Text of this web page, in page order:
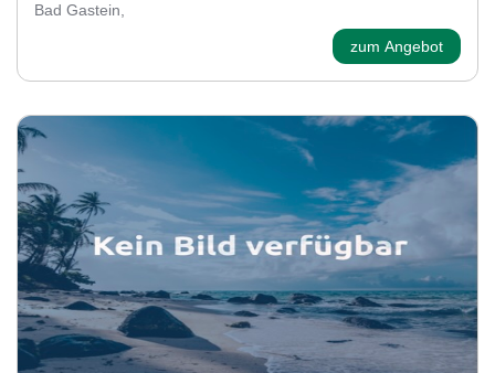
Bad Gastein,
zum Angebot